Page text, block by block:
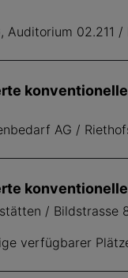
Auditorium 02.211
AG /
/ Bildstrasse
verfügbarer